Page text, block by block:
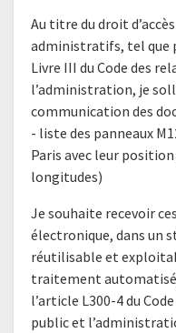
Au titre du droit
administratifs, tel que
Livre III du Code des
l’administration, je
communication des
- liste des panneaux
Paris avec leur
longitudes)
Je souhaite recevoir
électronique, dans un
réutilisable et
traitement
l’article L300-4 du
public et